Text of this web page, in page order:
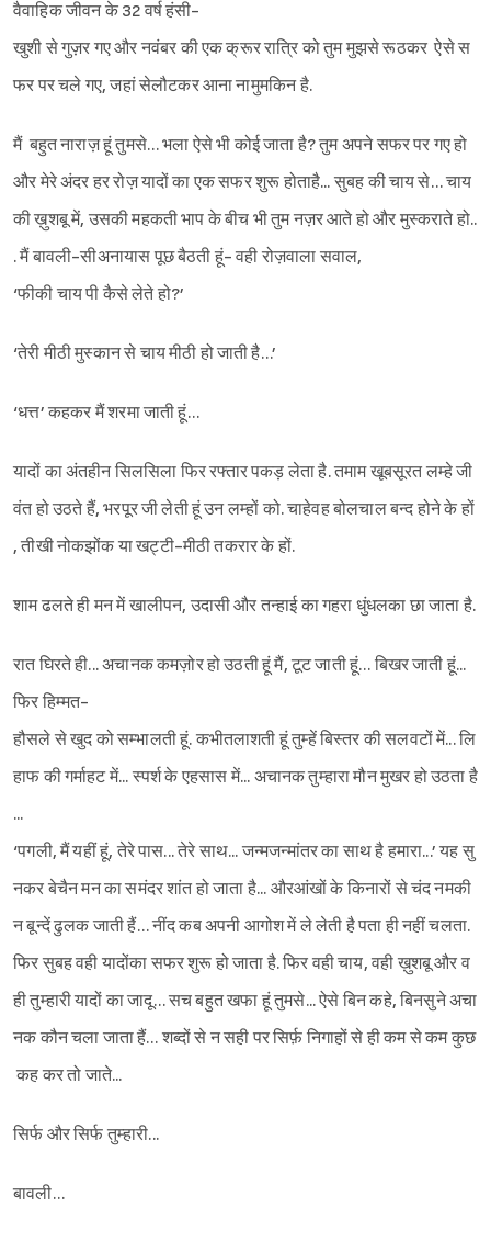
वैवाहिक जीवन के 32 वर्ष हंसी-
खुशी से गुज़र गए और नवंबर की एक क्रूर रात्रि को तुम मुझसे रूठकर ऐसे स
फर पर चले गए, जहां सेलौटकर आना नामुमकिन है.
मैं बहुत नाराज़ हूं तुमसे… भला ऐसे भी कोई जाता है? तुम अपने सफर पर गए हो
और मेरे अंदर हर रोज़ यादों का एक सफर शुरू होताहै... सुबह की चाय से… चाय
की ख़ुशबू में, उसकी महकती भाप के बीच भी तुम नज़र आते हो और मुस्कराते हो..
. मैं बावली-सीअनायास पूछ बैठती हूं- वही रोज़वाला सवाल,
‘फीकी चाय पी कैसे लेते हो?’
‘तेरी मीठी मुस्कान से चाय मीठी हो जाती है…’
‘धत्त’ कहकर मैं शरमा जाती हूं…
यादों का अंतहीन सिलसिला फिर रफ्तार पकड़ लेता है. तमाम खूबसूरत लम्हे जी
वंत हो उठते हैं, भरपूर जी लेती हूं उन लम्हों को. चाहेवह बोलचाल बन्द होने के हों
, तीखी नोकझोंक या खट्टी-मीठी तकरार के हों.
शाम ढलते ही मन में खालीपन, उदासी और तन्हाई का गहरा धुंधलका छा जाता है.
रात घिरते ही... अचानक कमज़ोर हो उठती हूं मैं, टूट जाती हूं… बिखर जाती हूं...
फिर हिम्मत-
हौसले से खुद को सम्भालती हूं. कभीतलाशती हूं तुम्हें बिस्तर की सलवटों में... लि
हाफ की गर्माहट में... स्पर्श के एहसास में... अचानक तुम्हारा मौन मुखर हो उठता है
...
‘पगली, मैं यहीं हूं, तेरे पास... तेरे साथ... जन्मजन्मांतर का साथ है हमारा...’ यह सु
नकर बेचैन मन का समंदर शांत हो जाता है... औरआंखों के किनारों से चंद नमकी
न बून्दें ढुलक जाती हैं… नींद कब अपनी आगोश में ले लेती है पता ही नहीं चलता.
फिर सुबह वही यादोंका सफर शुरू हो जाता है. फिर वही चाय, वही ख़ुशबू और व
ही तुम्हारी यादों का जादू… सच बहुत खफा हूं तुमसे... ऐसे बिन कहे, बिनसुने अचा
नक कौन चला जाता हैं… शब्दों से न सही पर सिर्फ़ निगाहों से ही कम से कम कुछ
कह कर तो जाते...
सिर्फ और सिर्फ तुम्हारी...
बावली…